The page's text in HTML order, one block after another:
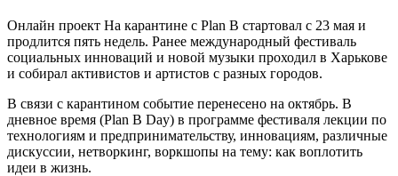
Онлайн проект На карантине с Plan B стартовал с 23 мая и
продлится пять недель. Ранее международный фестиваль
социальных инноваций и новой музыки проходил в Харькове
и собирал активистов и артистов с разных городов.
В связи с карантином событие перенесено на октябрь. В
дневное время (Plan B Day) в программе фестиваля лекции по
технологиям и предпринимательству, инновациям, различные
дискуссии, нетворкинг, воркшопы на тему: как воплотить
идеи в жизнь.